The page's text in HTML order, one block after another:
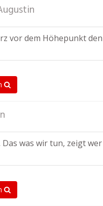
vor dem Höhepunkt den
was wir tun, zeigt wer